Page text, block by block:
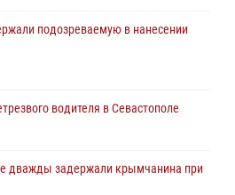
подозреваемую в нанесении
водителя в Севастополе
дважды задержали крымчанина при